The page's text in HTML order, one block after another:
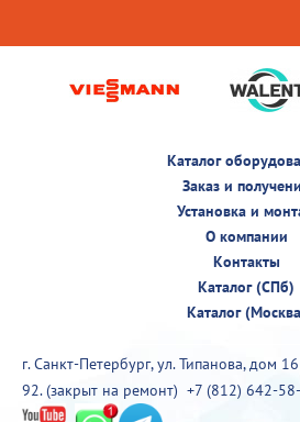
Каталог
Заказ и
Установка и
О компании
Контакты
Каталог (СПб)
Каталог
г. Санкт-Петербург, ул. Типанова, дом
92. (закрыт на ремонт) +7 (812) 642-